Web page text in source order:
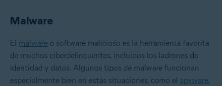
Malware
El malware o software malicioso es la herramienta favorita
de muchos ciberdelincuentes, incluidos los ladrones de
identidad y datos. Algunos tipos de malware funcionan
especialmente bien en estas situaciones, como el spyware,